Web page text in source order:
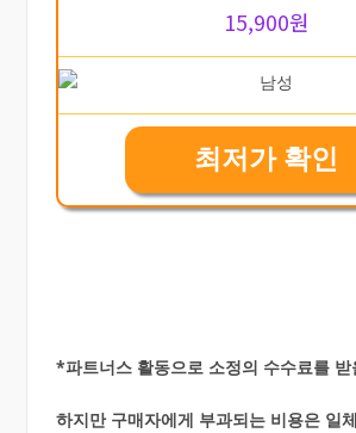
15,900원
최저가 확인
*파트너스 활동으로 소정의 수수료를 받
하지만 구매자에게 부과되는 비용은 일